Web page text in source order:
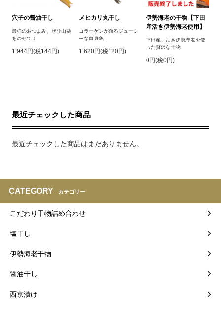
穴子の醤油干し
最強のおつまみ、ぜひ山葵
をのせて！
1,944円(税144円)
メヒカリ丸干し
コラーゲンが滴るジューシ
ーな白身魚
1,620円(税120円)
伊勢海老の干物【下田
産活き伊勢海老使用】
下田産、活き伊勢海老を使
った贅沢な干物
0円(税0円)
最近チェックした商品
最近チェックした商品はまだありません。
CATEGORY カテゴリー
こだわり干物詰め合わせ
塩干し
伊勢海老干物
醤油干し
西京漬け